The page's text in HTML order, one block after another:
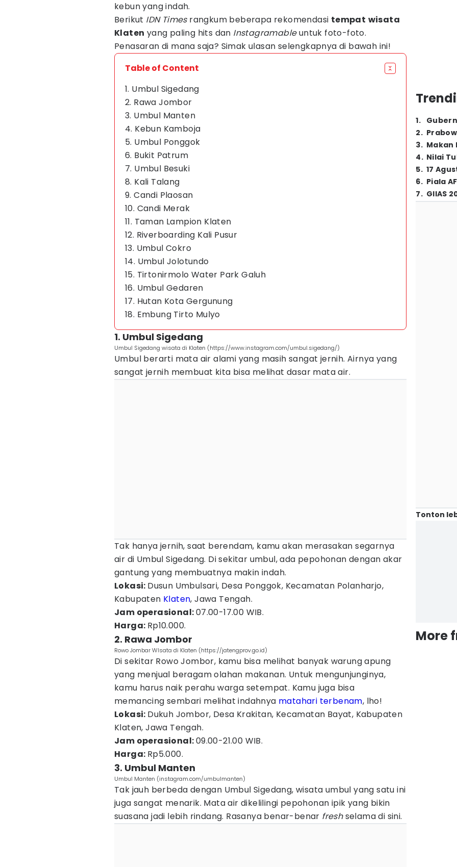
kebun yang indah.
Berikut IDN Timesrangkum beberapa rekomendasi tempat wisata
Klaten yang paling hits dan Instagramableuntuk foto-foto.
Penasaran di mana saja? Simak ulasan selengkapnya di bawah ini!
Table of Content
1. Umbul Sigedang
2. Rawa Jombor
3. Umbul Manten
4. Kebun Kamboja
5. Umbul Ponggok
6. Bukit Patrum
7. Umbul Besuki
8. Kali Talang
9. Candi Plaosan
10. Candi Merak
11. Taman Lampion Klaten
12. Riverboarding Kali Pusur
13. Umbul Cokro
14. Umbul Jolotundo
15. Tirtonirmolo Water Park Galuh
16. Umbul Gedaren
17. Hutan Kota Gergunung
18. Embung Tirto Mulyo
1. Umbul Sigedang
Umbul Sigedang wisata di Klaten (https://www.instagram.com/umbul.sigedang/)
Umbul berarti mata air alami yang masih sangat jernih. Airnya yang
sangat jernih membuat kita bisa melihat dasar mata air.
Tak hanya jernih, saat berendam, kamu akan merasakan segarnya
air di Umbul Sigedang. Di sekitar umbul, ada pepohonan dengan akar
gantung yang membuatnya makin indah.
Lokasi: Dusun Umbulsari, Desa Ponggok, Kecamatan Polanharjo,
Kabupaten Klaten, Jawa Tengah.
Jam operasional:07.00-17.00 WIB.
Harga: Rp10.000.
2. Rawa Jombor
Rowo Jombar WIsata di Klaten (https://jatengprov.go.id)
Di sekitar Rowo Jombor, kamu bisa melihat banyak warung apung
yang menjual beragam olahan makanan. Untuk mengunjunginya,
kamu harus naik perahu warga setempat. Kamu juga bisa
memancing sembari melihat indahnya matahari terbenam, lho!
Lokasi: Dukuh Jombor, Desa Krakitan, Kecamatan Bayat, Kabupaten
Klaten, Jawa Tengah.
Jam operasional:09.00-21.00 WIB.
Harga: Rp5.000.
3. Umbul Manten
Umbul Manten (instagram.com/umbulmanten)
Tak jauh berbeda dengan Umbul Sigedang, wisata umbul yang satu ini
juga sangat menarik. Mata air dikelilingi pepohonan ipik yang bikin
suasana jadi lebih rindang. Rasanya benar-benar freshselama di sini.
1.
2.
3. Makan
4. Nilai
5. 17
6. Piala
7. GIIAS
Tonton
More